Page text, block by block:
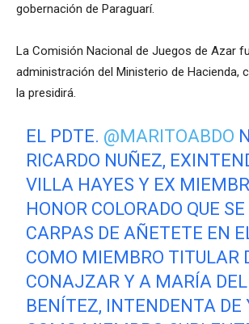
gobernación de Paraguarí.
La Comisión Nacional de Juegos de Azar
administración del Ministerio de Hacienda,
la presidirá.
EL PDTE. @MARITOABDO
RICARDO NUÑEZ,
VILLA HAYES Y EX
HONOR COLORADO QUE
CARPAS DE AÑETETE EN
COMO MIEMBRO TITULAR
CONAJZAR Y A MARÍA
BENÍTEZ, INTENDENTA DE